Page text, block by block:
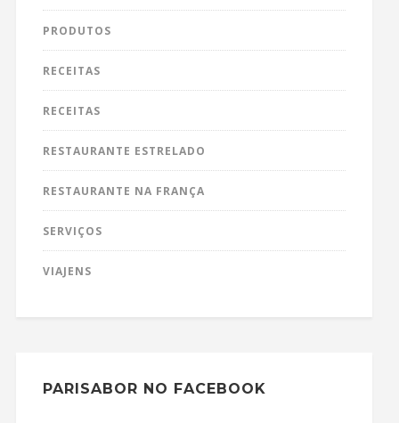
PRODUTOS
RECEITAS
RECEITAS
RESTAURANTE ESTRELADO
RESTAURANTE NA FRANÇA
SERVIÇOS
VIAJENS
PARISABOR NO FACEBOOK